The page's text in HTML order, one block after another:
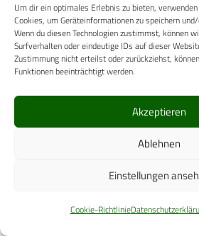
Um dir ein optimales Erlebnis zu bieten,
Cookies, um Geräteinformationen zu speichern
Wenn du diesen Technologien zustimmst, können
Surfverhalten oder eindeutige IDs auf dieser
Zustimmung nicht erteilst oder zurückziehst,
Funktionen beeinträchtigt werden.
Akzeptieren
Ablehnen
Einstellungen
Cookie-Richtlinie
wesentlichen Attraktivitätsfaktor für
Sanitätsdienst der Bundeswehr
Weitere Rahmenbedingungen
moderner Ausbildung (Einbindung
Ausbildungstechnologie
Fernausbildung etc.) vorgegeben.
Diese angesprochenen Aspekte sollten
einschließlich der Neuordnung von